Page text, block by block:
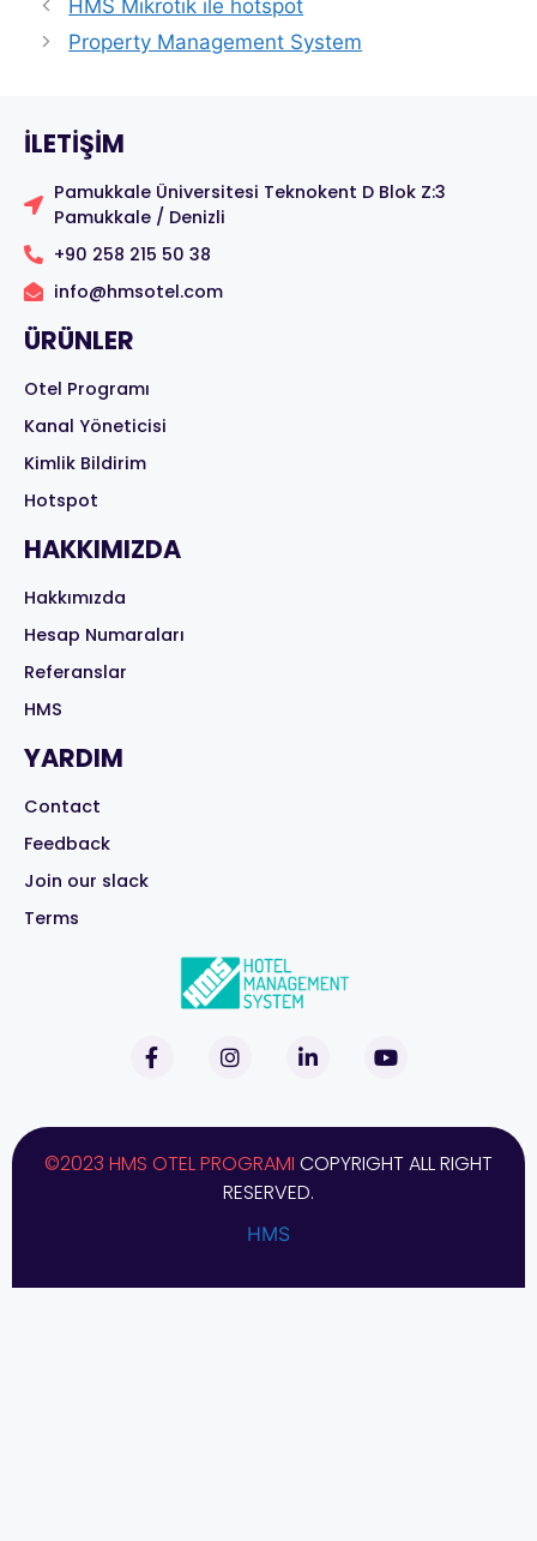
HMS Mikrotik ile hotspot
Property Management System
ILETIŞIM
Pamukkale Üniversitesi Teknokent D Blok Z:3
Pamukkale / Denizli
+90 258 215 50 38
info@hmsotel.com
ÜRÜNLER
Otel Programı
Kanal Yöneticisi
Kimlik Bildirim
Hotspot
HAKKIMIZDA
Hakkımızda
Hesap Numaraları
Referanslar
HMS
YARDIM
Contact
Feedback
Join our slack
Terms
©2023 HMS OTEL PROGRAMI COPYRIGHT ALL RIGHT
RESERVED.
HMS